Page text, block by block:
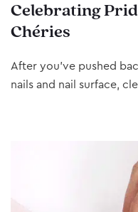
Celebrating
Chéries
After you’ve pushed
nails and nail surface,